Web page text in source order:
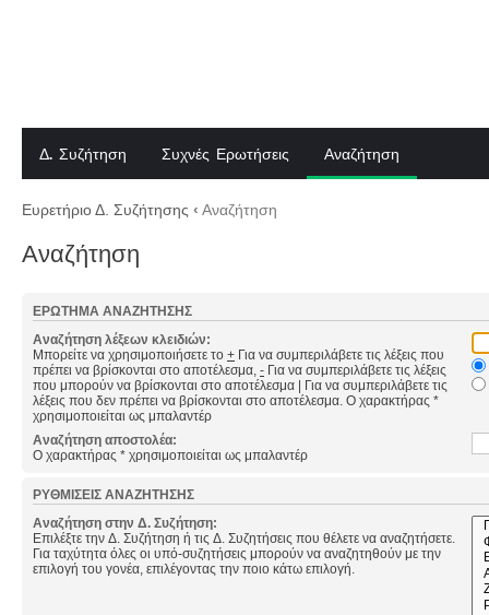
Δ. Συζήτηση Συχνές Ερωτήσεις Αναζήτηση
Ευρετήριο Δ. Συζήτησης ‹ Αναζήτηση
Αναζήτηση
ΕΡΏΤΗΜΑ ΑΝΑΖΉΤΗΣΗΣ
Αναζήτηση λέξεων κλειδιών:
Μπορείτε να χρησιμοποιήσετε το + Για να συμπεριλάβετε τις λέξεις που
πρέπει να βρίσκονται στο αποτέλεσμα, - Για να συμπεριλάβετε τις λέξεις
που μπορούν να βρίσκονται στο αποτέλεσμα | Για να συμπεριλάβετε τις
λέξεις που δεν πρέπει να βρίσκονται στο αποτέλεσμα. Ο χαρακτήρας *
χρησιμοποιείται ως μπαλαντέρ
Αναζήτηση αποστολέα:
Ο χαρακτήρας * χρησιμοποιείται ως μπαλαντέρ
ΡΥΘΜΊΣΕΙΣ ΑΝΑΖΉΤΗΣΗΣ
Αναζήτηση στην Δ. Συζήτηση:
Επιλέξτε την Δ. Συζήτηση ή τις Δ. Συζητήσεις που θέλετε να αναζητήσετε.
Για ταχύτητα όλες οι υπό-συζητήσεις μπορούν να αναζητηθούν με την
επιλογή του γονέα, επιλέγοντας την ποιο κάτω επιλογή.